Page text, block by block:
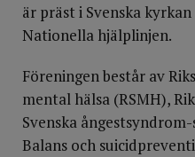
är präst i Svenska
Nationella hjälplinjen.
Föreningen består av
mental hälsa (RSMH),
Svenska
Balans och